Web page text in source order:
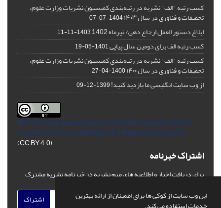
این وب سایت از کوکی ها برای اطمینان از ارائه بهترین
کسب رتبه "الف" نشریه در رتبه‌بندی کمیسیون نشریات وزارت علوم،
تحقیقات و فناوری در سال ۱۴۰۳ 1404-07-07
ابلاغ دستور العمل ارجاع دهی/ تیرماه 1402 1403-11-11
کسب رتبه الف برای دومین سال پیاپی1401-05-19
کسب رتبه "الف" نشریه در رتبه‌بندی کمیسیون نشریات وزارت علوم،
تحقیقات و فناوری در سال ۱۴۰۰ 1400-04-27
از وب سایت انگلیسی ما بازدید کنید!1399-12-09
This Journal is an open access Journal Licensedunder the
Creative Commons Attribution 4.0 International License
(CC BY 4.0)
اشتراک خبرنامه
برای دریافت اخبار و اطلاعیه های مهم نشریه در خبرنامه نشریه مشترک
اشتراک